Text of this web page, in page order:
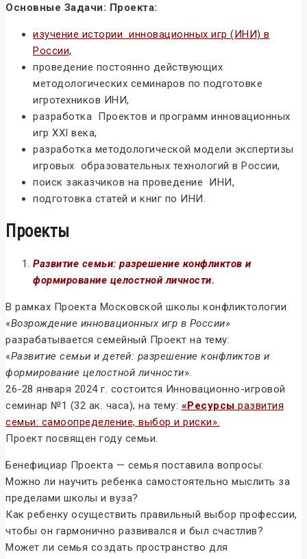
Основные Задачи: Проекта:
изучение истории инновационных игр (ИНИ) в
России,
проведение постоянно действующих
методологических семинаров по подготовке
игротехников ИНИ,
разработка Проектов и программ инновационных
игр ХХI века,
разработка методологической модели экспертизы
игровых образовательных технологий в России,
поиск заказчиков на проведение ИНИ,
подготовка статей и книг по ИНИ.
Проекты
Развитие семьи: разрешение конфликтов и
формирование целостной личности.
В рамках Проекта Московской школы конфликтологии
«Возрождение инновационных игр в России»
разрабатывается семейный Проект на тему:
«Развитие семьи и детей: разрешение конфликтов и
формирование целостной личности».
26-28 января 2024 г. состоится Инновационно-игровой
семинар №1 (32 ак. часа), на тему: «Ресурсы развития
семьи: самоопределение, выбор и риски».
Проект посвящен году семьи.
Бенефициар Проекта — семья поставила вопросы:
Можно ли научить ребенка самостоятельно мыслить за
пределами школы и вуза?
Как ребенку осуществить правильный выбор профессии,
чтобы он гармонично развивался и был счастлив?
Может ли семья создать пространство для